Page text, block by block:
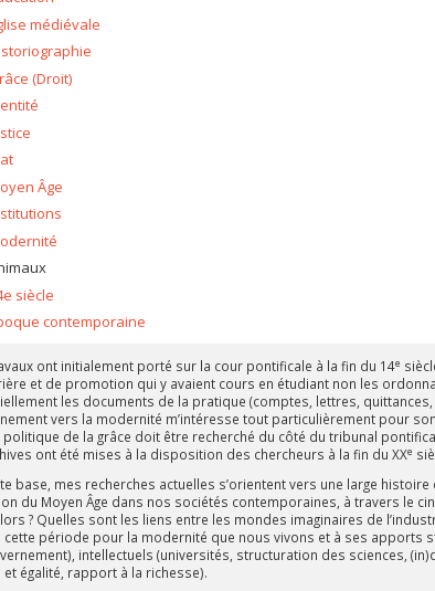
médiévale
(Droit)
Âge
siècle
contemporaine
ont initialement porté sur la cour pontificale à la fin du 14e
et de promotion qui y avaient cours en étudiant non les
les documents de la pratique (comptes, lettres,
vers la modernité m’intéresse tout particulièrement pour
politique de la grâce doit être recherché du côté du tribunal
ont été mises à la disposition des chercheurs à la fin du XXe
base, mes recherches actuelles s’orientent vers une large
du Moyen Âge dans nos sociétés contemporaines, à travers le
? Quelles sont les liens entre les mondes imaginaires de
cette période pour la modernité que nous vivons et à ses
intellectuels (universités, structuration des sciences,
égalité, rapport à la richesse).